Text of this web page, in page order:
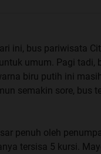
ini, bus pariwisata
umum. Pagi tadi,
biru putih ini
semakin sore, bus
penuh oleh
tersisa 5 kursi.